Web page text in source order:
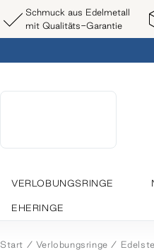
Schmuck aus Edelmetall
mit Qualitäts-Garantie
VERLOBUNGSRINGE
EHERINGE
Start Verlobungsringe